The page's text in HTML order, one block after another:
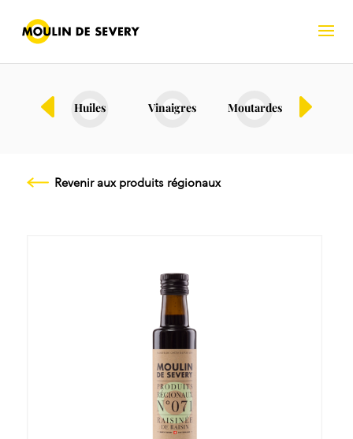
Huiles Vinaigres Moutardes Fruits